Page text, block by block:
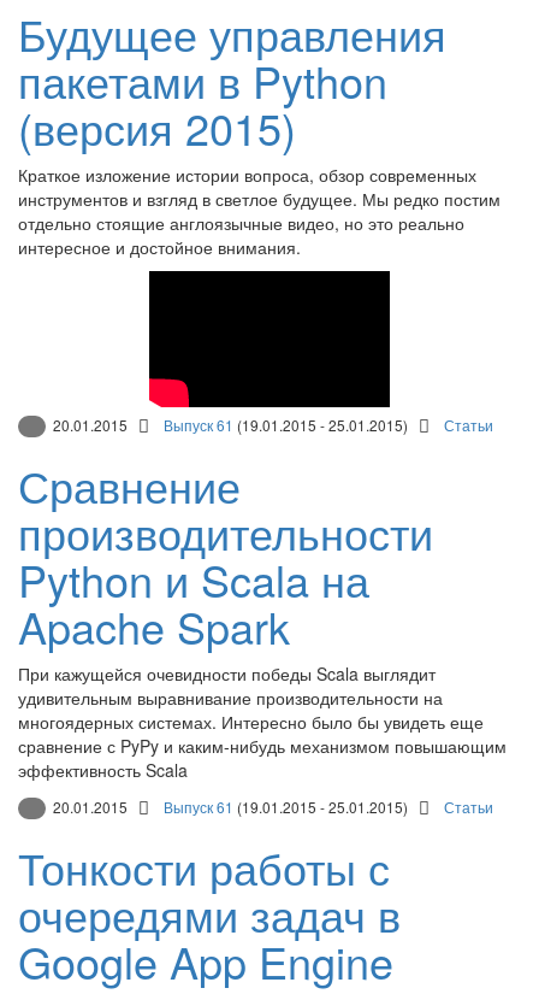
Будущее управления
пакетами в Python
(версия 2015)
Краткое изложение истории вопроса, обзор современных
инструментов и взгляд в светлое будущее. Мы редко постим
отдельно стоящие англоязычные видео, но это реально
интересное и достойное внимания.
20.01.2015 Выпуск 61 (19.01.2015 - 25.01.2015) Статьи
Сравнение
производительности
Python и Scala на
Apache Spark
При кажущейся очевидности победы Scala выглядит
удивительным выравнивание производительности на
многоядерных системах. Интересно было бы увидеть еще
сравнение с PyPy и каким-нибудь механизмом повышающим
эффективность Scala
20.01.2015 Выпуск 61 (19.01.2015 - 25.01.2015) Статьи
Тонкости работы с
очередями задач в
Google App Engine